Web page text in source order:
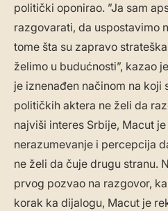
politički oponirao. ”Ja sam
razgovarati, da uspostavimo
tome šta su zapravo
želimo u budućnosti”, kazao
je iznenađen načinom na koji
političkih aktera ne želi da
najviši interes Srbije, Macut
nerazumevanje i percepcija
ne želi da čuje drugu stranu.
prvog pozvao na razgovor,
korak ka dijalogu, Macut je